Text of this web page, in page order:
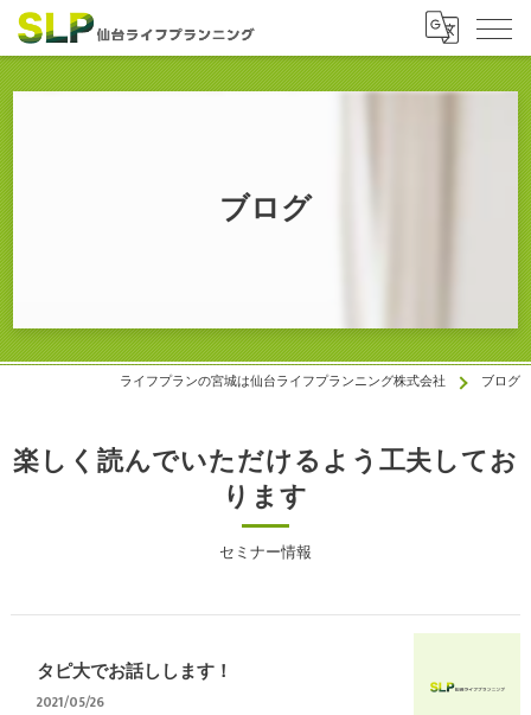
ブログ
ライフプランの宮城は仙台ライフプランニング株式会社 ブログ
楽しく読んでいただけるよう工夫してお
ります
セミナー情報
タピ大でお話しします！
2021/05/26